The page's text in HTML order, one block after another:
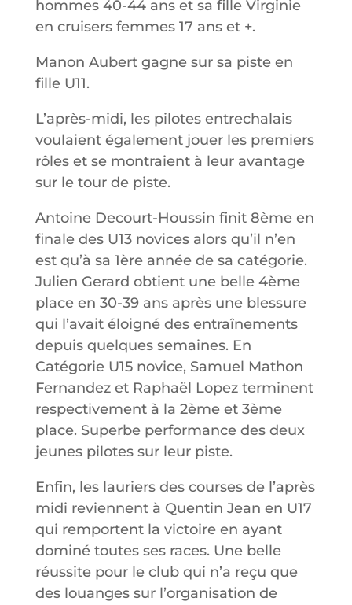
hommes 40-44 ans et sa fille Virginie
en cruisers femmes 17 ans et +.
Manon Aubert gagne sur sa piste en
fille U11.
L’après-midi, les pilotes entrechalais
voulaient également jouer les premiers
rôles et se montraient à leur avantage
sur le tour de piste.
Antoine Decourt-Houssin finit 8ème en
finale des U13 novices alors qu’il n’en
est qu’à sa 1ère année de sa catégorie.
Julien Gerard obtient une belle 4ème
place en 30-39 ans après une blessure
qui l’avait éloigné des entraînements
depuis quelques semaines. En
Catégorie U15 novice, Samuel Mathon
Fernandez et Raphaël Lopez terminent
respectivement à la 2ème et 3ème
place. Superbe performance des deux
jeunes pilotes sur leur piste.
Enfin, les lauriers des courses de l’après
midi reviennent à Quentin Jean en U17
qui remportent la victoire en ayant
dominé toutes ses races. Une belle
réussite pour le club qui n’a reçu que
des louanges sur l’organisation de